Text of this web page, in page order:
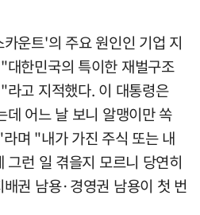
운트'의 주요 원인인 기업 지
한민국의 특이한 재벌구조
고 지적했다. 이 대통령은
어느 날 보니 알맹이만 쏙
며 "내가 가진 주식 또는 내
그런 일 겪을지 모르니 당연히
권 남용·경영권 남용이 첫 번